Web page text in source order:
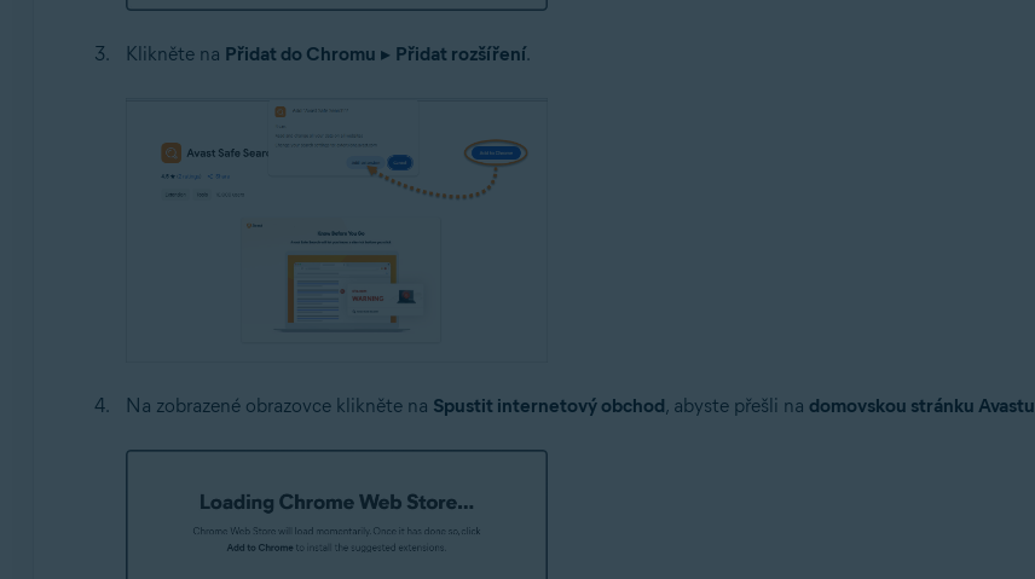
Klikněte na Přidat do Chromu ▸ Přidat rozšíření.
Na zobrazené obrazovce klikněte na Spustit internetový obchod, abyste přešli na domovskou stránku Avastu